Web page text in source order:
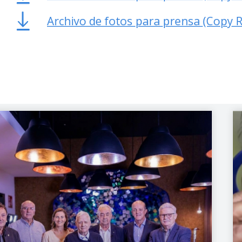
Archivo de fotos para prensa (Copy